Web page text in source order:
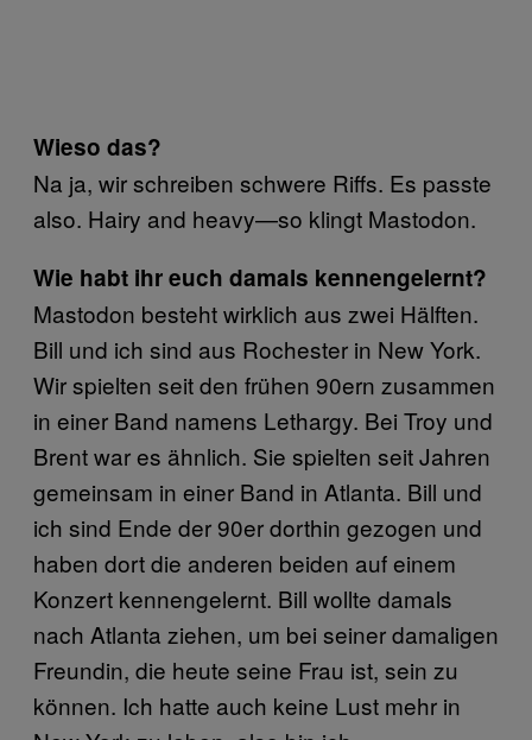
Wieso das?
Na ja, wir schreiben schwere Riffs. Es passte
also. Hairy and heavy—so klingt Mastodon.
Wie habt ihr euch damals kennengelernt?
Mastodon besteht wirklich aus zwei Hälften.
Bill und ich sind aus Rochester in New York.
Wir spielten seit den frühen 90ern zusammen
in einer Band namens Lethargy. Bei Troy und
Brent war es ähnlich. Sie spielten seit Jahren
gemeinsam in einer Band in Atlanta. Bill und
ich sind Ende der 90er dorthin gezogen und
haben dort die anderen beiden auf einem
Konzert kennengelernt. Bill wollte damals
nach Atlanta ziehen, um bei seiner damaligen
Freundin, die heute seine Frau ist, sein zu
können. Ich hatte auch keine Lust mehr in